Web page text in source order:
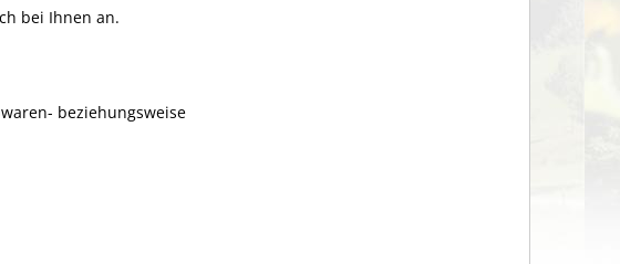
bei Ihnen an.
beziehungsweise